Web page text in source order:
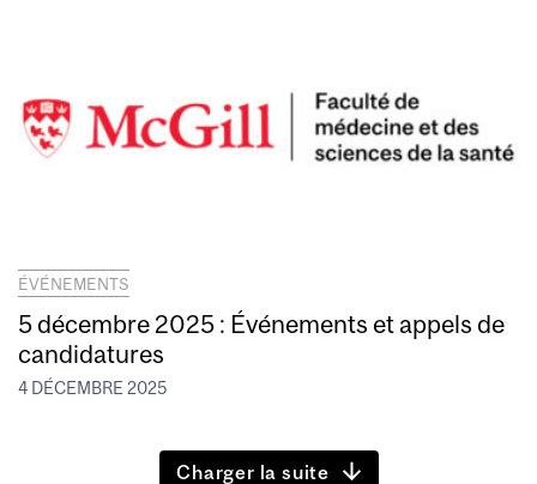
ÉVÉNEMENTS
5 décembre 2025 : Événements et appels de
candidatures
4 DÉCEMBRE 2025
Charger la suite